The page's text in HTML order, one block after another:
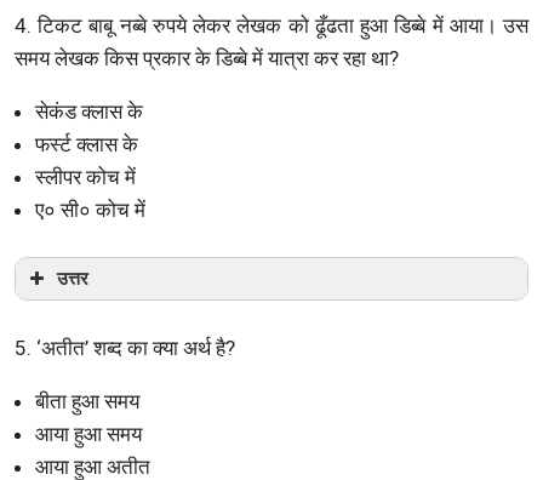
4. टिकट बाबू नब्बे रुपये लेकर लेखक को ढूँढता हुआ डिब्बे में आया। उस
समय लेखक किस प्रकार के डिब्बे में यात्रा कर रहा था?
सेकंड क्लास के
फर्स्ट क्लास के
स्लीपर कोच में
ए० सी० कोच में
उत्तर
5. ‘अतीत’ शब्द का क्या अर्थ है?
बीता हुआ समय
आया हुआ समय
आया हुआ अतीत